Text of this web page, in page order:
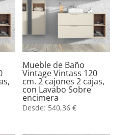
Mueble de Baño
Vintage Vintass 120
cm. 2 cajones 2 cajas,
con Lavabo Sobre
encimera
Desde: 540,36€